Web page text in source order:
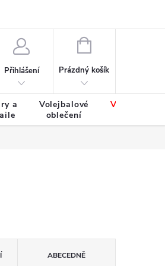
Přihlášení
NÁKUPNÍ
Prázdný košík
a
Volejbalové
oblečení
Výprodej
ABECEDNĚ